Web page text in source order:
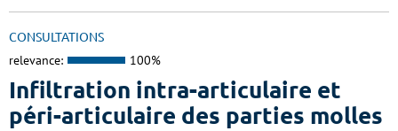
CONSULTATIONS
relevance: 100%
Infiltration intra-articulaire et
péri-articulaire des parties molles